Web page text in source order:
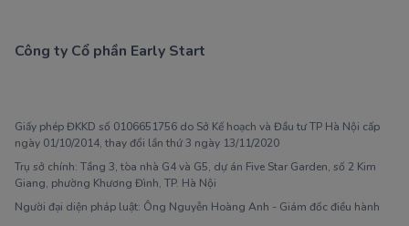
Công ty Cổ phần Early Start
Giấy phép ĐKKD số 0106651756 do Sở Kế hoạch và Đầu tư TP Hà Nội cấp
ngày 01/10/2014, thay đổi lần thứ 3 ngày 13/11/2020
Trụ sở chính: Tầng 3, tòa nhà G4 và G5, dự án Five Star Garden, số 2 Kim
Giang, phường Khương Đình, TP. Hà Nội
Người đại diện pháp luật: Ông Nguyễn Hoàng Anh - Giám đốc điều hành